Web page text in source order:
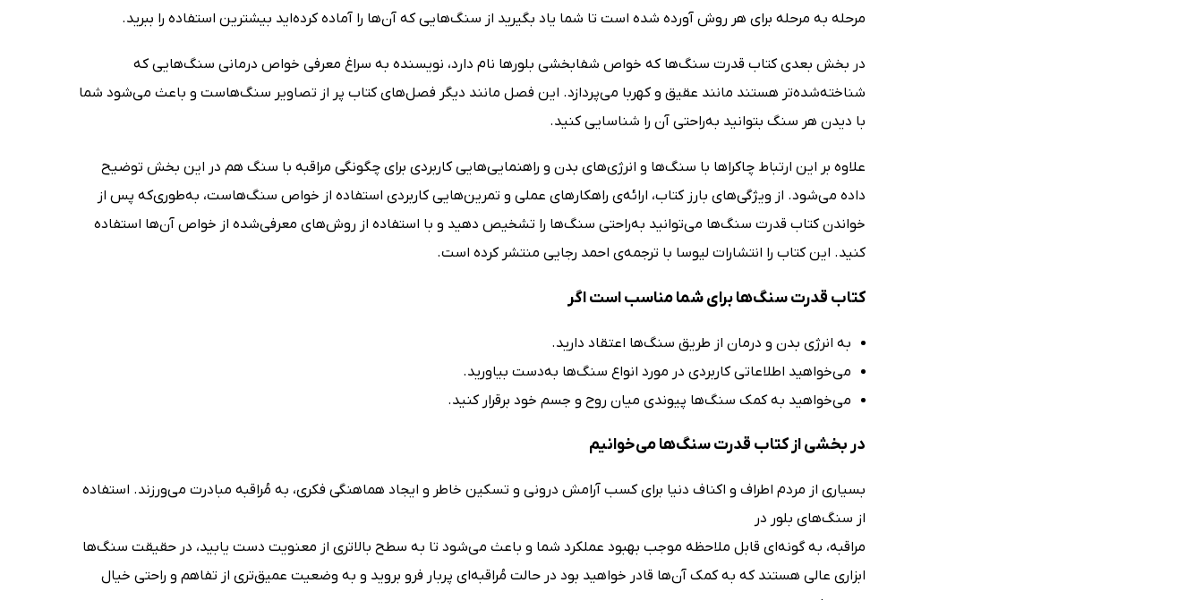
مرحله به مرحله برای هر روش آورده شده است تا شما یاد بگیرید از سنگ‌هایی که آن‌ها را آماده کرده‌اید بیشترین استفاده را ببرید.
در بخش بعدی کتاب قدرت سنگ‌ها که خواص شفابخشی بلورها نام دارد، نویسنده به سراغ معرفی خواص درمانی سنگ‌هایی که
شناخته‌شده‌تر هستند مانند عقیق و کهربا می‌پردازد. این فصل مانند دیگر فصل‌های کتاب پر از تصاویر سنگ‌هاست و باعث می‌شود شما
با دیدن هر سنگ بتوانید به‌راحتی آن را شناسایی کنید.
علاوه بر این ارتباط چاکراها با سنگ‌ها و انرژی‌های بدن و راهنمایی‌هایی کاربردی برای چگونگی مراقبه با سنگ هم در این بخش توضیح
داده می‌شود. از ویژگی‌های بارز کتاب، ارائه‌ی راهکارهای عملی و تمرین‌هایی کاربردی استفاده از خواص سنگ‌هاست، به‌طوری‌که پس از
خواندن کتاب قدرت سنگ‌ها می‌توانید به‌راحتی سنگ‌ها را تشخیص دهید و با استفاده از روش‌های معرفی‌شده از خواص آن‌ها استفاده
کنید. این کتاب را انتشارات لیوسا با ترجمه‌ی احمد رجایی منتشر کرده است.
کتاب قدرت سنگ‌ها برای شما مناسب است اگر
به انرژی بدن و درمان از طریق سنگ‌ها اعتقاد دارید.
می‌خواهید اطلاعاتی کاربردی در مورد انواع سنگ‌ها به‌دست بیاورید.
می‌خواهید به کمک سنگ‌ها پیوندی میان روح و جسم خود برقرار کنید.
در بخشی از کتاب قدرت سنگ‌ها می‌خوانیم
بسیاری از مردم اطراف و اکناف دنیا برای کسب آرامش درونی و تسکین خاطر و ایجاد هماهنگی فکری، به مُراقبه مبادرت می‌ورزند. استفاده
از سنگ‌های بلور در
مراقبه، به گونه‌ای قابل ملاحظه موجب بهبود عملکرد شما و باعث می‌شود تا به سطح بالاتری از معنویت دست یابید، در حقیقت سنگ‌ها
ابزاری عالی هستند که به کمک آن‌ها قادر خواهید بود در حالت مُراقبه‌ای پربار فرو بروید و به وضعیت عمیق‌تری از تفاهم و راحتی خیال